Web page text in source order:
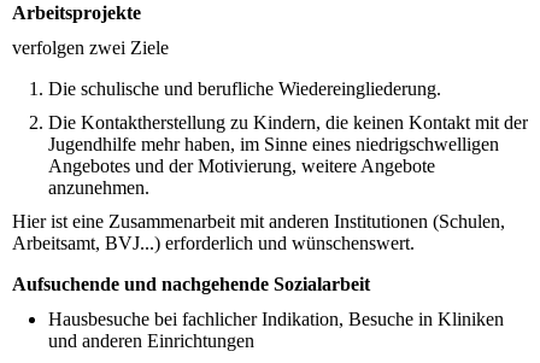
Arbeitsprojekte
verfolgen zwei Ziele
Die schulische und berufliche Wiedereingliederung.
Die Kontaktherstellung zu Kindern, die keinen Kontakt mit der
Jugendhilfe mehr haben, im Sinne eines niedrigschwelligen
Angebotes und der Motivierung, weitere Angebote
anzunehmen.
Hier ist eine Zusammenarbeit mit anderen Institutionen (Schulen,
Arbeitsamt, BVJ...) erforderlich und wünschenswert.
Aufsuchende und nachgehende Sozialarbeit
Hausbesuche bei fachlicher Indikation, Besuche in Kliniken
und anderen Einrichtungen